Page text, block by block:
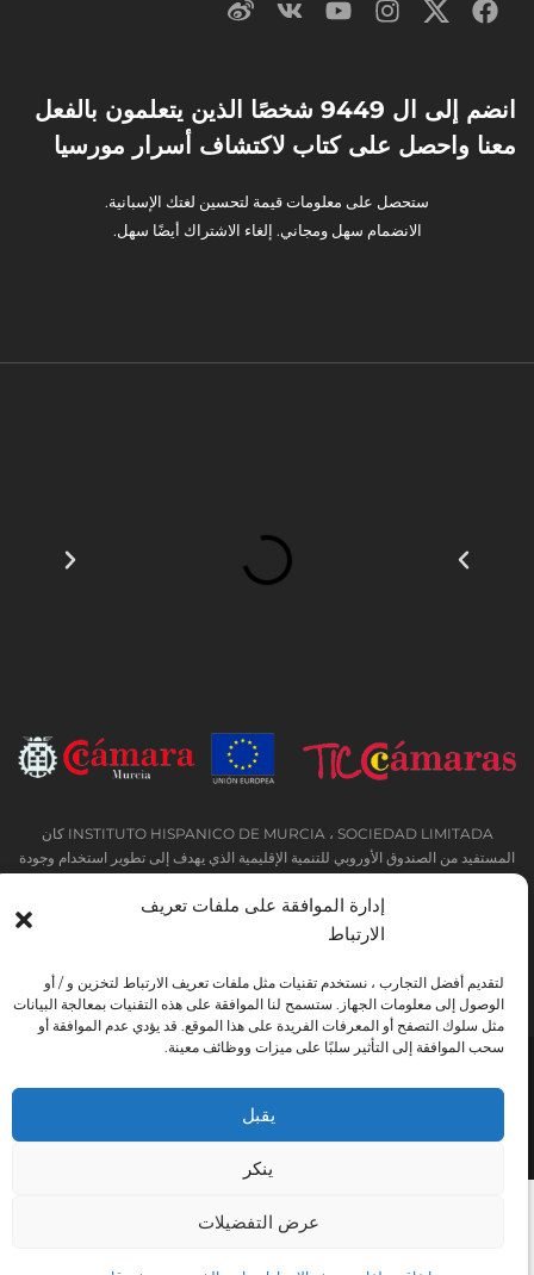
إدارة الموافقة على ملفات تعريف
الارتباط
لتقديم أفضل التجارب ، نستخدم تقنيات مثل ملفات تعريف الارتباط لتخزين و / أو
الوصول إلى معلومات الجهاز. ستسمح لنا الموافقة على هذه التقنيات بمعالجة البيانات
مثل سلوك التصفح أو المعرفات الفريدة على هذا الموقع. قد يؤدي عدم الموافقة أو
سحب الموافقة إلى التأثير سلبًا على ميزات ووظائف معينة.
يقبل
ينكر
عرض التفضيلات
انضم إلى ال 9449 شخصًا الذين يتعلمون بالفعل
معنا واحصل على كتاب لاكتشاف أسرار مورسيا
ستحصل على معلومات قيمة لتحسين لغتك الإسبانية.
الانضمام سهل ومجاني. إلغاء الاشتراك أيضًا سهل.
INSTITUTO HISPANICO DE MURCIA ، SOCIEDAD LIMITADA كان
المستفيد من الصندوق الأوروبي للتنمية الإقليمية الذي يهدف إلى تطوير استخدام وجودة
التالية: التواجد عبر الإنترنت من خلال موقع إلكتروني. تم اتخاذ الإجراء الحالي في عام
اتفاقية ملفات تعريف الارتباط